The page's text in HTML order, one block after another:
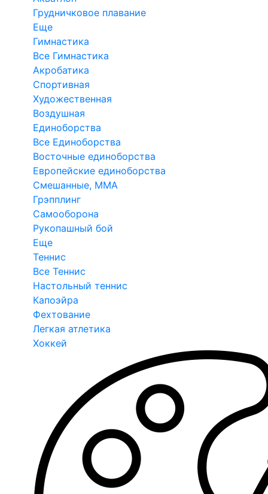
Грудничковое плавание
Еще
Гимнастика
Все Гимнастика
Акробатика
Спортивная
Художественная
Воздушная
Единоборства
Все Единоборства
Восточные единоборства
Европейские единоборства
Смешанные, ММА
Грэпплинг
Самооборона
Рукопашный бой
Еще
Теннис
Все Теннис
Настольный теннис
Капоэйра
Фехтование
Легкая атлетика
Хоккей